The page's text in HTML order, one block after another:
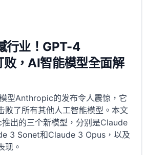
行业！GPT-4
，AI智能模型全面解
型Anthropic的发布令人震惊，它
败了所有其他人工智能模型。本文
出的三个新模型，分别是Claude
3 Sonet和Claude 3 Opus，以及
现。